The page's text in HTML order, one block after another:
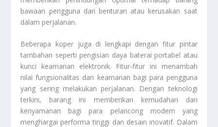
bawaan pengguna dari benturan atau kerusakan saat
dalam perjalanan.
Beberapa koper juga di lengkapi dengan fitur pintar
tambahan seperti pengisian daya baterai portabel atau
kunci keamanan elektronik. Fitur-fitur ini menambah
nilai fungsionalitas dan keamanan bagi para pengguna
yang sering melakukan perjalanan. Dengan teknologi
terkini, barang ini memberikan kemudahan dan
kenyamanan bagi para pelancong modern yang
menghargai performa tinggi dan desain inovatif. Dalam